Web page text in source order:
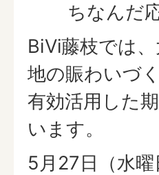
ちなんだ
BiVi藤枝では
地の賑わいづ
有効活用した
います。
5月27日（水